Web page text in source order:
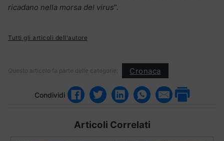
ricadano nella morsa del virus”.
Tutti gli articoli dell'autore
Questo articolo fa parte delle categorie: Cronaca
Condividi
Articoli Correlati